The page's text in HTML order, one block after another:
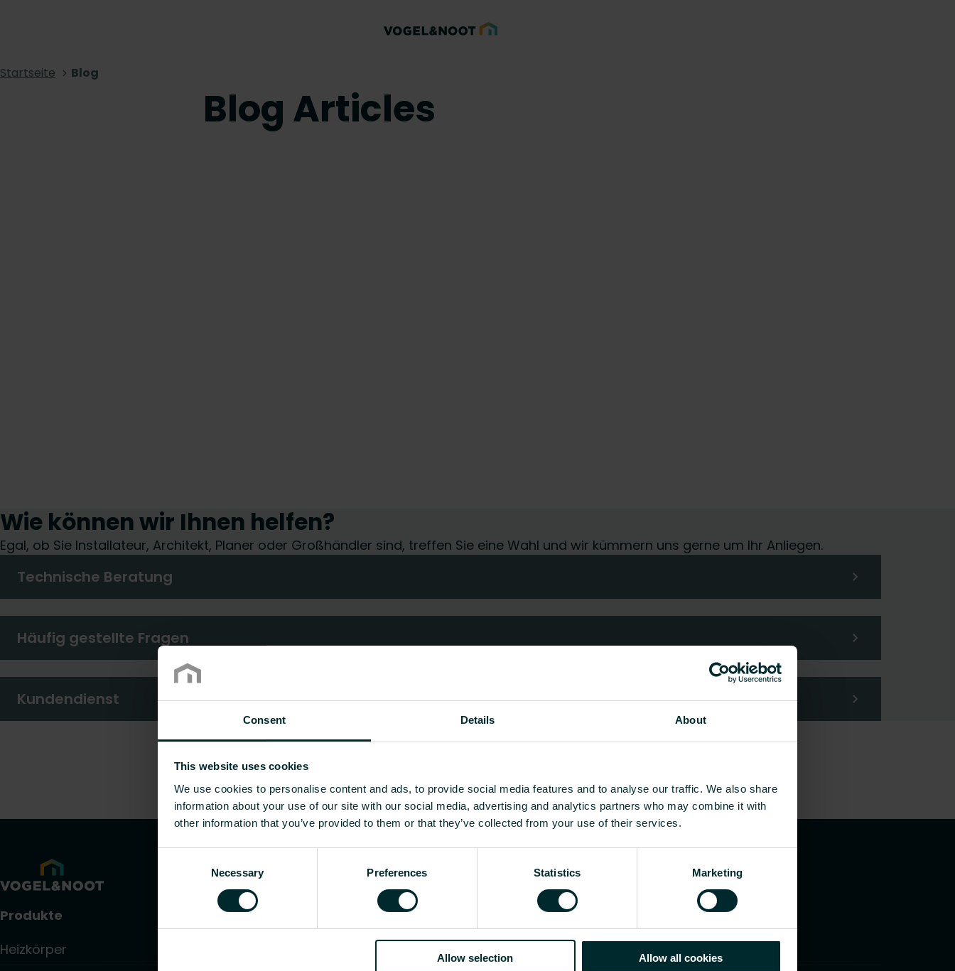
Consent Details About
This website uses cookies
We use cookies to personalise content and ads, to provide social media features and to analyse our traffic. We also share
information about your use of our site with our social media, advertising and analytics partners who may combine it with
other information that you’ve provided to them or that they’ve collected from your use of their services.
Necessary Preferences Statistics Marketing
Allow selection Allow all cookies
Startseite Blog
Blog Articles
Wie können wir Ihnen helfen?
Egal, ob Sie Installateur, Architekt, Planer oder Großhändler sind, treffen Sie eine Wahl und wir kümmern uns gerne um Ihr Anliegen.
Technische Beratung
Häufig gestellte Fragen
Kundendienst
Produkte
Heizkörper